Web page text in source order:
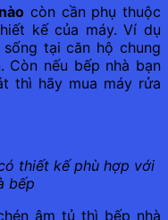
còn cần phụ thuộc
kế của máy. Ví dụ
tại căn hộ chung
Còn nếu bếp nhà bạn
thì hãy mua máy rửa
thiết kế phù hợp với
bếp
âm tủ thì bếp nhà